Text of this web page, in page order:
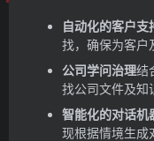
自动化的客户支
找，确保为客户
公司学问治理结
找公司文件及知
智能化的对话机
现根据情境生成